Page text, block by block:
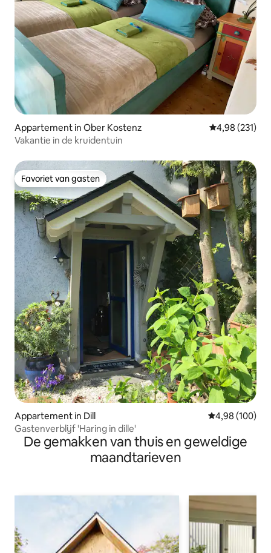
Appartement in Ober Kostenz Gemiddelde
4,98 (231)
Vakantie in de kruidentuin
Favoriet van gasten
Favoriet van gasten
Appartement in Dill Gemiddelde
4,98 (100)
Gastenverblijf 'Haring in dille'
De gemakken van thuis en geweldige
maandtarieven